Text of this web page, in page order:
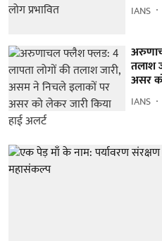
IANS
तलाश
असर
IANS